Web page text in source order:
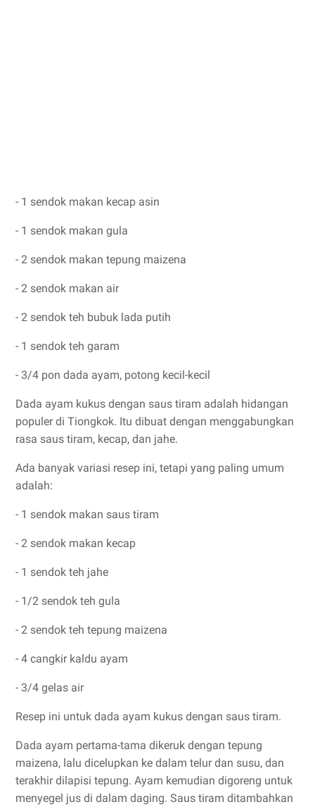
- 1 sendok makan kecap asin
- 1 sendok makan gula
- 2 sendok makan tepung maizena
- 2 sendok makan air
- 2 sendok teh bubuk lada putih
- 1 sendok teh garam
- 3/4 pon dada ayam, potong kecil-kecil
Dada ayam kukus dengan saus tiram adalah hidangan
populer di Tiongkok. Itu dibuat dengan menggabungkan
rasa saus tiram, kecap, dan jahe.
Ada banyak variasi resep ini, tetapi yang paling umum
adalah:
- 1 sendok makan saus tiram
- 2 sendok makan kecap
- 1 sendok teh jahe
- 1/2 sendok teh gula
- 2 sendok teh tepung maizena
- 4 cangkir kaldu ayam
- 3/4 gelas air
Resep ini untuk dada ayam kukus dengan saus tiram.
Dada ayam pertama-tama dikeruk dengan tepung
maizena, lalu dicelupkan ke dalam telur dan susu, dan
terakhir dilapisi tepung. Ayam kemudian digoreng untuk
menyegel jus di dalam daging. Saus tiram ditambahkan